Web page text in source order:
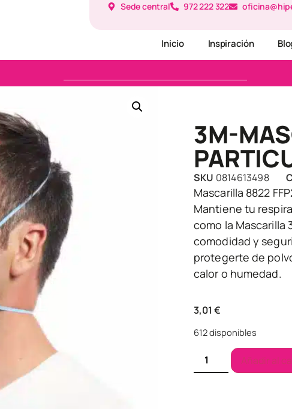
Sede central 972 222 322
Inicio Inspiración
3M-
SKU 0814613498
Mascarilla 8822
Mantiene tu
como la Mascarilla
comodidad y
protegerte de
calor o humedad.
3,01 €
612 disponibles
Añadir al